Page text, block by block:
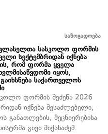
საზოგადოება
სასკოლო ფორმის
სექტემბრიდან იქნება
რომ ფორმა ყველა
იყოს,
საქართველოს
ფორმის შეძენა 2026
იქნება შესაძლებელი, -
განათლების, მეცნიერებისა
გივი მიქანაძემ.